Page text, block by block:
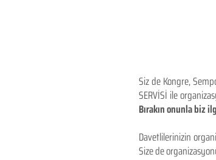
Siz de Kongre,
SERVİSİ ile
Bırakın onunla biz
Davetlilerinizin
Size de